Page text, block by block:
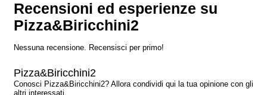
Recensioni ed esperienze su
Pizza&Biricchini2
Nessuna recensione. Recensisci per primo!
Pizza&Biricchini2
Conosci Pizza&Biricchini2? Allora condividi qui la tua opinione con gli
altri interessati.